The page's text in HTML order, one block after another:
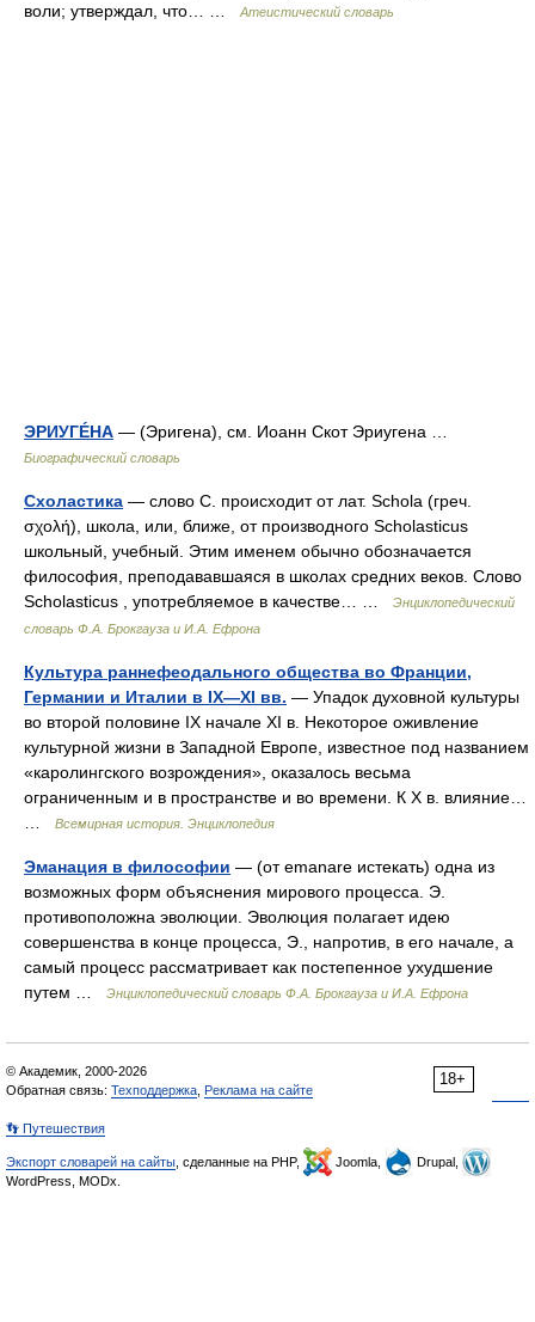
воли; утверждал, что… …
Атеистический словарь
ЭРИУГÉНА — (Эригена), см. Иоанн Скот Эриугена …
Биографический словарь
Схоластика — слово С. происходит от лат. Schola (греч.
σχολή), школа, или, ближе, от производного Scholasticus
школьный, учебный. Этим именем обычно обозначается
философия, преподававшаяся в школах средних веков. Слово
Scholasticus , употребляемое в качестве… …
Энциклопедический
словарь Ф.А. Брокгауза и И.А. Ефрона
Культура раннефеодального общества во Франции,
Германии и Италии в IX—XI вв. — Упадок духовной культуры
во второй половине IX начале XI в. Некоторое оживление
культурной жизни в Западной Европе, известное под названием
«каролингского возрождения», оказалось весьма
ограниченным и в пространстве и во времени. К X в. влияние…
Всемирная история. Энциклопедия
Эманация в философии — (от emanare истекать) одна из
возможных форм объяснения мирового процесса. Э.
противоположна эволюции. Эволюция полагает идею
совершенства в конце процесса, Э., напротив, в его начале, а
самый процесс рассматривает как постепенное ухудшение
путем …
Энциклопедический словарь Ф.А. Брокгауза и И.А. Ефрона
18+
© Академик, 2000-2026
Обратная связь: Техподдержка Реклама на сайте
👣 Путешествия
Экспорт словарей на сайты , сделанные на PHP, Joomla,
Drupal,
WordPress, MODx.